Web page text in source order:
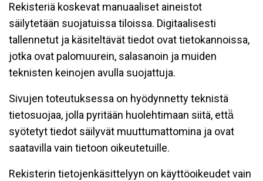
Rekisteriä koskevat manuaaliset aineistot
säilytetään suojatuissa tiloissa. Digitaalisesti
tallennetut ja käsiteltävät tiedot ovat tietokannoissa,
jotka ovat palomuurein, salasanoin ja muiden
teknisten keinojen avulla suojattuja.
Sivujen toteutuksessa on hyödynnetty teknistä
tietosuojaa, jolla pyritään huolehtimaan siitä, että̈
syötetyt tiedot säilyvät muuttumattomina ja ovat
saatavilla vain tietoon oikeutetuille.
Rekisterin tietojenkäsittelyyn on käyttöoikeudet vain